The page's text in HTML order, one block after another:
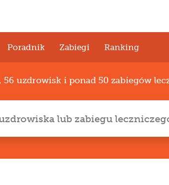
Poradnik Zabiegi Ranking
56 uzdrowisk i ponad 50 zabiegów